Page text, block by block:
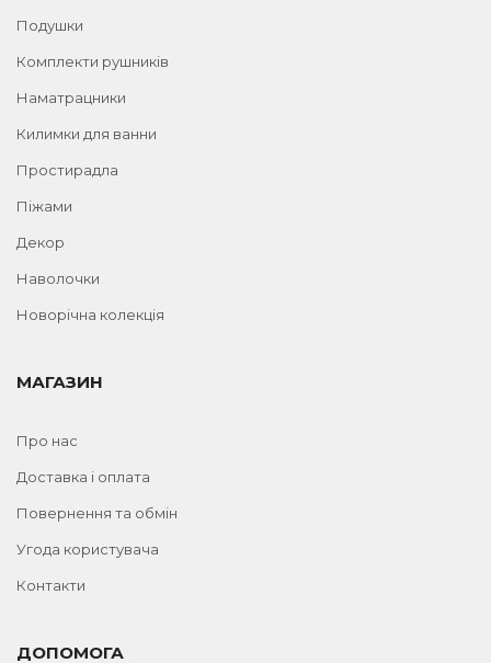
Подушки
Комплекти рушників
Наматрацники
Килимки для ванни
Простирадла
Піжами
Декор
Наволочки
Новорічна колекція
МАГАЗИН
Про нас
Доставка і оплата
Повернення та обмін
Угода користувача
Контакти
ДОПОМОГА